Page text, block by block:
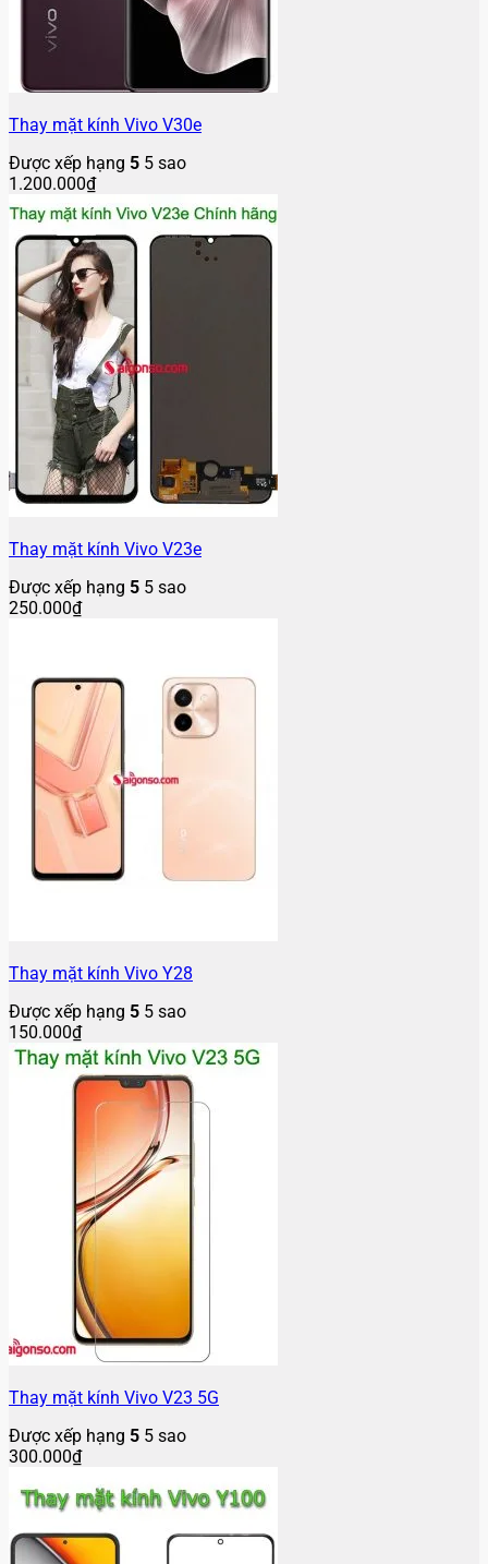
Thay mặt kính Vivo V23e
Được xếp hạng55 sao
250.000₫
Được xếp hạng55 sao
150.000₫
Được xếp hạng55 sao
300.000₫
Được xếp hạng55 sao
200.000₫